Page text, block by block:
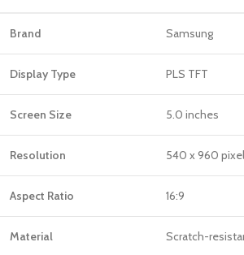
Brand Samsung
Display Type PLS TFT
Screen Size 5.0 inches
Resolution 540 x 960
Aspect Ratio 16:9
Material Scratch-